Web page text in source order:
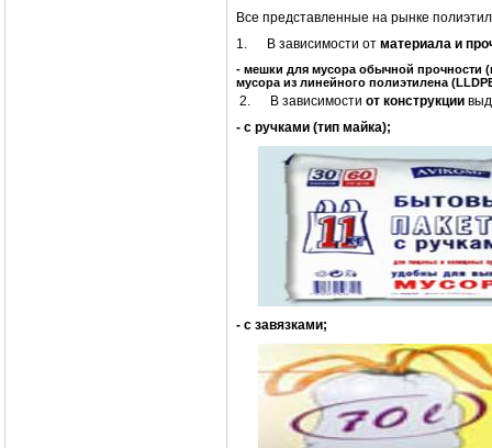
Все представленные на рынке
1. В зависимости от материала и
- мешки для мусора обычной прочности
мусора из линейного полиэтилена (
2. В зависимости от конструкции
- с ручками (тип майка);
- с завязками;